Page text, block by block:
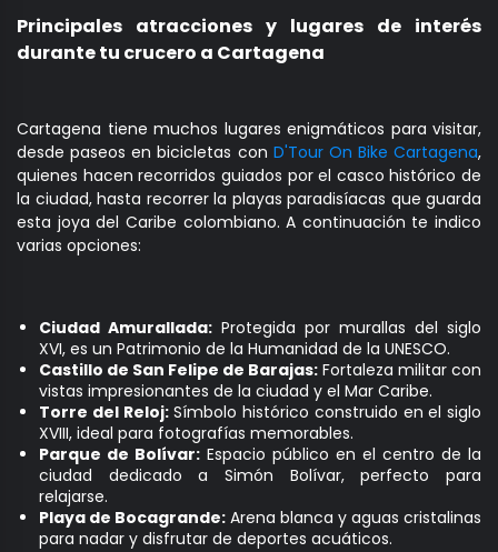
Principales atracciones y lugares de interés
durante tu crucero a Cartagena
Cartagena tiene muchos lugares enigmáticos para visitar,
desde paseos en bicicletas con D'Tour On Bike Cartagena,
quienes hacen recorridos guiados por el casco histórico de
la ciudad, hasta recorrer la playas paradisíacas que guarda
esta joya del Caribe colombiano. A continuación te indico
varias opciones:
Ciudad Amurallada: Protegida por murallas del siglo
XVI, es un Patrimonio de la Humanidad de la UNESCO.
Castillo de San Felipe de Barajas: Fortaleza militar con
vistas impresionantes de la ciudad y el Mar Caribe.
Torre del Reloj:Símbolo histórico construido en el siglo
XVIII, ideal para fotografías memorables.
Parque de Bolívar: Espacio público en el centro de la
ciudad dedicado a Simón Bolívar, perfecto para
relajarse.
Playa de Bocagrande: Arena blanca y aguas cristalinas
para nadar y disfrutar de deportes acuáticos.